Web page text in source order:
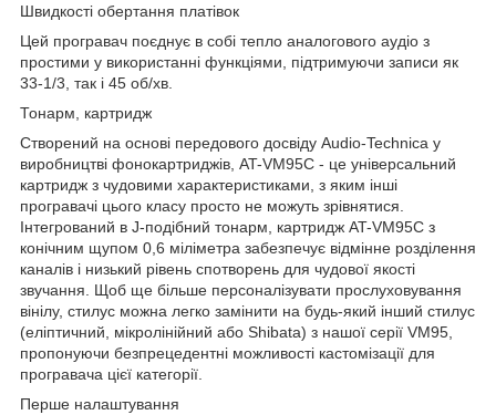
Швидкості обертання платівок
Цей програвач поєднує в собі тепло аналогового аудіо з
простими у використанні функціями, підтримуючи записи як
33-1/3, так і 45 об/хв.
Тонарм, картридж
Створений на основі передового досвіду Audio-Technica у
виробництві фонокартриджів, AT-VM95C - це універсальний
картридж з чудовими характеристиками, з яким інші
програвачі цього класу просто не можуть зрівнятися.
Інтегрований в J-подібний тонарм, картридж AT-VM95C з
конічним щупом 0,6 міліметра забезпечує відмінне розділення
каналів і низький рівень спотворень для чудової якості
звучання. Щоб ще більше персоналізувати прослуховування
вінілу, стилус можна легко замінити на будь-який інший стилус
(еліптичний, мікролінійний або Shibata) з нашої серії VM95,
пропонуючи безпрецедентні можливості кастомізації для
програвача цієї категорії.
Перше налаштування